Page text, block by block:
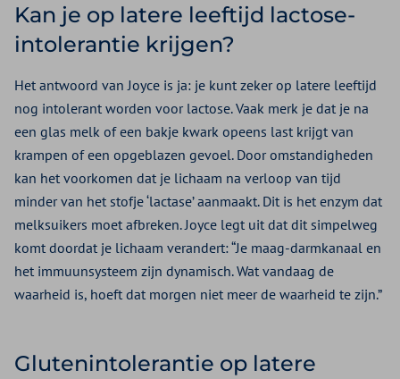
Kan je op latere leeftijd lactose-
intolerantie krijgen?
Het antwoord van Joyce is ja: je kunt zeker op latere leeftijd
nog intolerant worden voor lactose. Vaak merk je dat je na
een glas melk of een bakje kwark opeens last krijgt van
krampen of een opgeblazen gevoel. Door omstandigheden
kan het voorkomen dat je lichaam na verloop van tijd
minder van het stofje ‘lactase’ aanmaakt. Dit is het enzym dat
melksuikers moet afbreken. Joyce legt uit dat dit simpelweg
komt doordat je lichaam verandert: “Je maag-darmkanaal en
het immuunsysteem zijn dynamisch. Wat vandaag de
waarheid is, hoeft dat morgen niet meer de waarheid te zijn.”
Glutenintolerantie op latere